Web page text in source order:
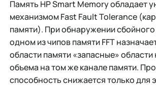
Память HP Smart Memory обладает
механизмом Fast Fault Tolerance
памяти). При обнаружении сбойного
одном из чипов памяти FFT
области памяти «запасные»
объема на том же канале памяти.
способность снижается только для